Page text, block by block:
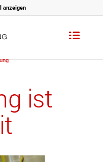
anzeigen
ist